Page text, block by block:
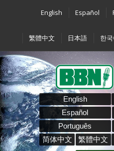
English Español
繁體中文 日本語 한국
English
Español
Português
简体中文
繁體中文